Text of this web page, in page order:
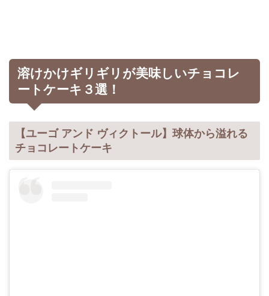
溶けかけギリギリが美味しいチョコレ
ートケーキ３選！
【ユーゴ アンド ヴィクトール】球体から溢れる
チョコレートケーキ